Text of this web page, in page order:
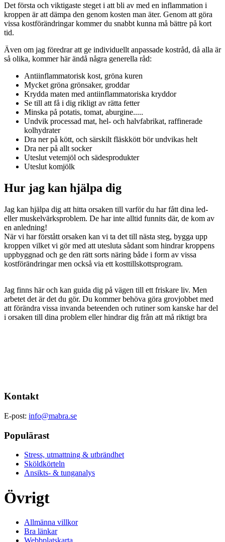
Det första och viktigaste steget i att bli av med en inflammation i
kroppen är att dämpa den genom kosten man äter. Genom att göra
vissa kostförändringar kommer du snabbt kunna må bättre på kort
tid.
Även om jag föredrar att ge individuellt anpassade kostråd, då alla är
så olika, kommer här ändå några generella råd:
Antiinflammatorisk kost, gröna kuren
Mycket gröna grönsaker, groddar
Krydda maten med antiinflammatoriska kryddor
Se till att få i dig rikligt av rätta fetter
Minska på potatis, tomat, aburgine.....
Undvik processad mat, hel- och halvfabrikat, raffinerade
kolhydrater
Dra ner på kött, och särskilt fläskkött bör undvikas helt
Dra ner på allt socker
Uteslut vetemjöl och sädesprodukter
Uteslut komjölk
Hur jag kan hjälpa dig
Jag kan hjälpa dig att hitta orsaken till varför du har fått dina led-
eller muskelvärksproblem. De har inte alltid funnits där, de kom av
en anledning!
När vi har förstått orsaken kan vi ta det till nästa steg, bygga upp
kroppen vilket vi gör med att utesluta sådant som hindrar kroppens
uppbyggnad och ge den rätt sorts näring både i form av vissa
kostförändringar men också via ett kosttillskottsprogram.
Jag finns här och kan guida dig på vägen till ett friskare liv. Men
arbetet det är det du gör. Du kommer behöva göra grovjobbet med
att förändra vissa invanda beteenden och rutiner som kanske har del
i orsaken till dina problem eller hindrar dig från att må riktigt bra
Kontakt
E-post: info@mabra.se
Populärast
Stress, utmattning & utbrändhet
Sköldkörteln
Ansikts- & tunganalys
Övrigt
Allmänna villkor
Bra länkar